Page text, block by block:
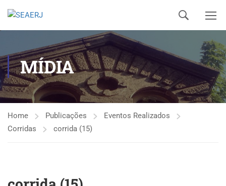
MÍDIA
Home Publicações
Eventos Realizados
Corridas
corrida (15)